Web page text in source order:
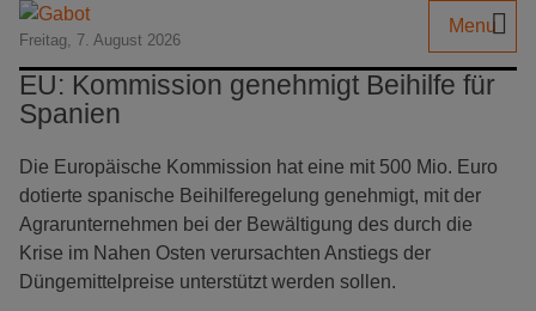
Freitag, 7. August 2026
Menu
EU: Kommission genehmigt Beihilfe für
Spanien
Die Europäische Kommission hat eine mit 500 Mio. Euro
dotierte spanische Beihilferegelung genehmigt, mit der
Agrarunternehmen bei der Bewältigung des durch die
Krise im Nahen Osten verursachten Anstiegs der
Düngemittelpreise unterstützt werden sollen.